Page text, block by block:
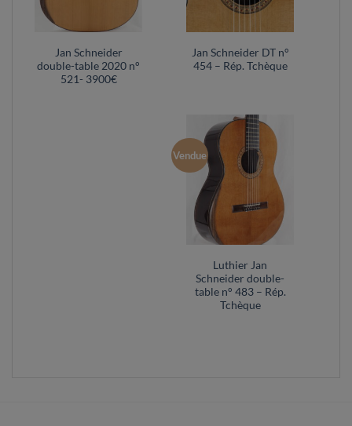
Jan Schneider
double-table 2020 n°
521- 3900€
Jan Schneider DT n°
454 – Rép. Tchèque
Vendue
Luthier Jan
Schneider double-
table n° 483 – Rép.
Tchèque